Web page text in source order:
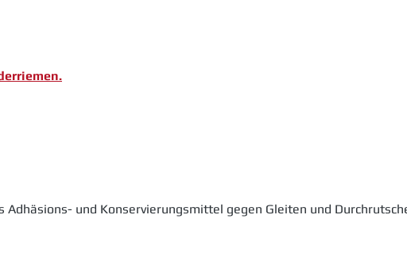
und Konservierungsmittel gegen Gleiten und